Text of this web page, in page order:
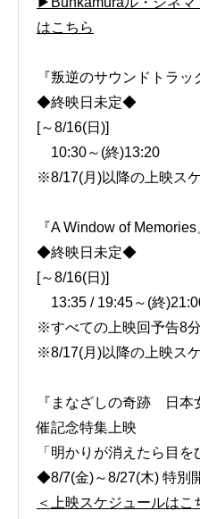
はこちら
『叛逆のサウンドトラッ
◆終映日未定◆
[～8/16(日)]
10:30～(終)13:20
※8/17(月)以降の上映ス
『A Window of Memories
◆終映日未定◆
[～8/16(日)]
13:35 / 19:45～(終
※すべての上映回予告8分
※8/17(月)以降の上映ス
『まなざしの奇跡 日本
催記念特集上映
「明かりが消えたら目を
◆8/7(金)～8/27(木) 特別
＜上映スケジュールはこ